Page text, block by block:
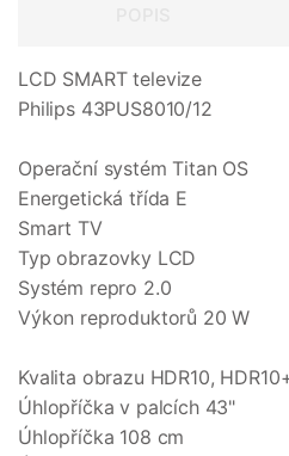
LCD SMART televize
Philips 43PUS8010/12
Operační systém Titan OS
Energetická třída E
Smart TV
Typ obrazovky LCD
Systém repro 2.0
Výkon reproduktorů 20 W
Kvalita obrazu HDR10,
Úhlopříčka v palcích 43"
Úhlopříčka 108 cm